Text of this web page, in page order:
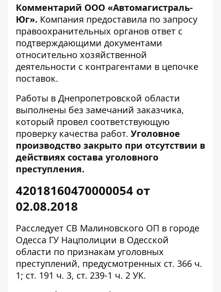
Комментарий ООО «Автомагистраль-
Юг». Компания предоставила по запросу
правоохранительных органов ответ с
подтверждающими документами
относительно хозяйственной
деятельности с контрагентами в цепочке
поставок.
Работы в Днепропетровской области
выполнены без замечаний заказчика,
который провел соответствующую
проверку качества работ. Уголовное
производство закрыто при отсутствии в
действиях состава уголовного
преступления.
42018160470000054 от
02.08.2018
Расследует СВ Малиновского ОП в городе
Одесса ГУ Нацполиции в Одесской
области по признакам уголовных
преступлений, предусмотренных ст. 366 ч.
1; ст. 191 ч. 3, ст. 239-1 ч. 2 УК.